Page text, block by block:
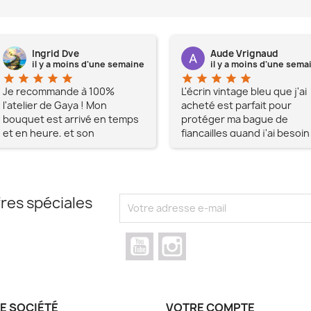
Ingrid Dve
il y a moins d'une semaine
star star star star star
Je recommande à 100%
l'atelier de Gaya ! Mon
bouquet est arrivé en temps
et en heure, et son
professionnalisme !!
N'hésitez pas Mesdames à lui
Aude Vrignaud
il y a moins d'une
star star star star star
L'écrin vintage bleu que j'ai
acheté est parfait pour
protéger ma bague de
fiançailles quand j'ai besoin
spéciales
YouTube
SOCIÉTÉ VOTRE COMPTE